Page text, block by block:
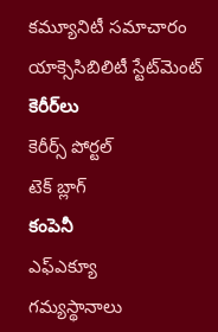
కమ్యూనిటీ సమాచారం
యాక్సెసిబిలిటీ స్టేట్‌మెంట్
కెరీర్‌లు
కెరీర్స్ పోర్టల్
టెక్ బ్లాగ్
కంపెనీ
ఎఫ్ఎక్యూ
గమ్యస్థానాలు